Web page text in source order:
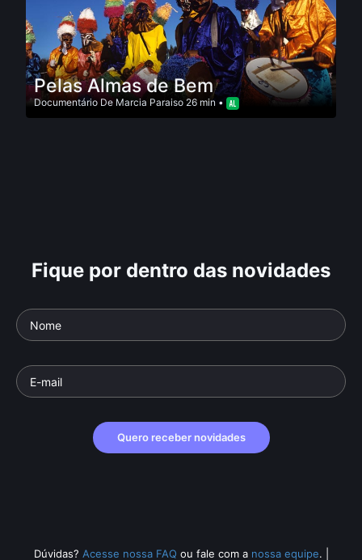
Pelas Almas de Bem
Documentário De Marcia Paraiso 26 min •
Fique por dentro das novidades
Quero receber novidades
Dúvidas? Acesse nossa FAQ ou fale com a nossa equipe.